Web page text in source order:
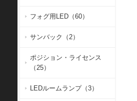
フォグ用LED（60）
サンバック（2）
ポジション・ライセンス
（25）
LEDルームランプ（3）